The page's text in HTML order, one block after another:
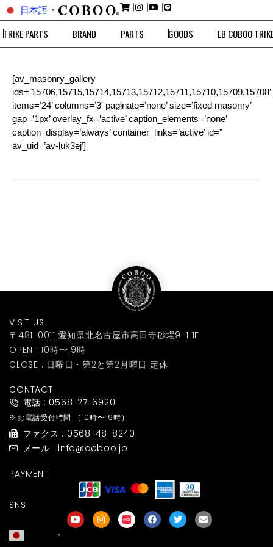
日本語 ▼
TRIKE PARTS BRAND PARTS GOODS LB COBOO
[av_masonry_gallery
ids=’15706,15715,15714,15713,15712,15711,15710,15709,15708′
items=’24’ columns=’3′ paginate=’none’ size=’fixed masonry’
gap=’1px’ overlay_fx=’active’ caption_elements=’none’
caption_display=’always’ container_links=’active’ id=”
av_uid=’av-luk3ej’]
VISIT US
〒481-0011 愛知県北名古屋市高田寺砂場9-1 1F
OPEN : 10時〜19時
CLOSE : 日曜日・第2と第2月曜日 定休
CONTACT
電話 : 0568-27-6920
※お電話受付時間 （10時〜19時）
ファクス : 0568-48-8240
メール : info@coboo.jp
PAYMENT
SNS
▼